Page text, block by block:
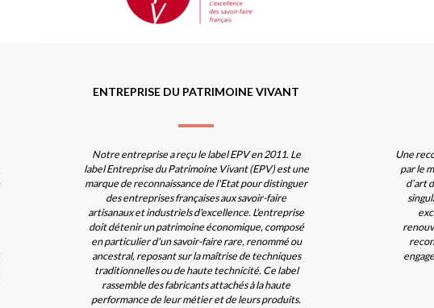
ENTREPRISE DU PATRIMOINE VIVANT
Notre entreprise a reçu le label EPV en 2011. Le
label Entreprise du Patrimoine Vivant (EPV) est une
marque de reconnaissance de l'Etat pour distinguer
des entreprises françaises aux savoir-faire
artisanaux et industriels d'excellence. L'entreprise
doit détenir un patrimoine économique, composé
en particulier d'un savoir-faire rare, renommé ou
ancestral, reposant sur la maîtrise de techniques
traditionnelles ou de haute technicité. Ce label
rassemble des fabricants attachés à la haute
performance de leur métier et de leurs produits.
Une
par le
d’art